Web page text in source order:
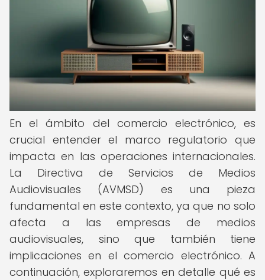
En el ámbito del comercio electrónico, es
crucial entender el marco regulatorio que
impacta en las operaciones internacionales.
La Directiva de Servicios de Medios
Audiovisuales (AVMSD) es una pieza
fundamental en este contexto, ya que no solo
afecta a las empresas de medios
audiovisuales, sino que también tiene
implicaciones en el comercio electrónico. A
continuación, exploraremos en detalle qué es